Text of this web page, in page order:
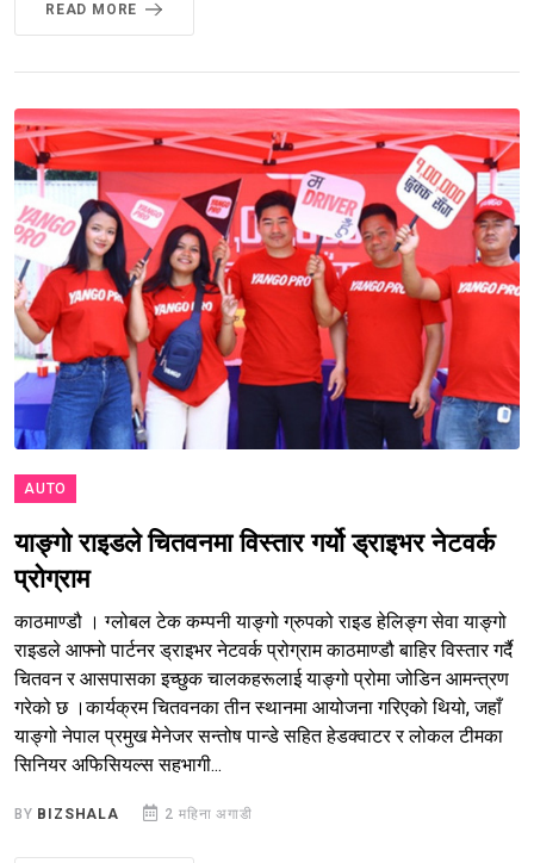
READ MORE
AUTO
याङ्गो राइडले चितवनमा विस्तार गर्यो ड्राइभर नेटवर्क
प्रोग्राम
काठमाण्डौ । ग्लोबल टेक कम्पनी याङ्गो ग्रुपको राइड हेलिङ्ग सेवा याङ्गो
राइडले आफ्नो पार्टनर ड्राइभर नेटवर्क प्रोग्राम काठमाण्डौ बाहिर विस्तार गर्दै
चितवन र आसपासका इच्छुक चालकहरूलाई याङ्गो प्रोमा जोडिन आमन्त्रण
गरेको छ ।कार्यक्रम चितवनका तीन स्थानमा आयोजना गरिएको थियो, जहाँ
याङ्गो नेपाल प्रमुख मेनेजर सन्तोष पान्डे सहित हेडक्वाटर र लोकल टीमका
सिनियर अफिसियल्स सहभागी...
BY BIZSHALA 2 महिना अगाडी